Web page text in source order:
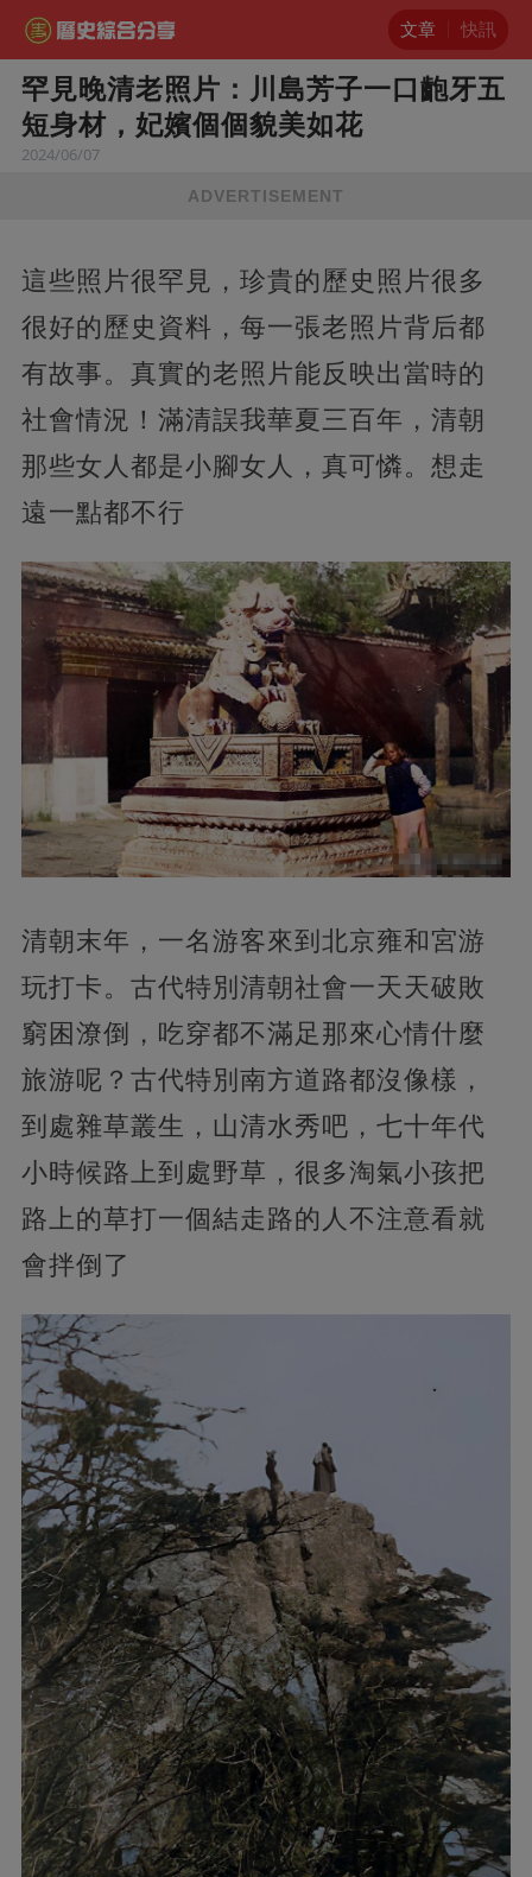
文章 快訊
罕見晚清老照片：川島芳子一口齙牙五
短身材，妃嬪個個貌美如花
2024/06/07
ADVERTISEMENT
這些照片很罕見，珍貴的歷史照片很多
很好的歷史資料，每一張老照片背后都
有故事。真實的老照片能反映出當時的
社會情況！滿清誤我華夏三百年，清朝
那些女人都是小腳女人，真可憐。想走
遠一點都不行
清朝末年，一名游客來到北京雍和宮游
玩打卡。古代特別清朝社會一天天破敗
窮困潦倒，吃穿都不滿足那來心情什麼
旅游呢？古代特別南方道路都沒像樣，
到處雜草叢生，山清水秀吧，七十年代
小時候路上到處野草，很多淘氣小孩把
路上的草打一個結走路的人不注意看就
會拌倒了